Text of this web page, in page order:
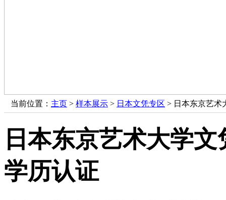
当前位置： 主页 > 样本展示 > 日本文凭专区 > 日本东京艺术
日本东京艺术大学
学历认证